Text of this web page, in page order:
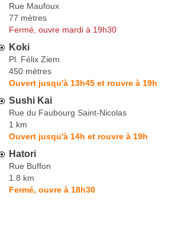
Rue Maufoux
77 mètres
Fermé, ouvre mardi à 19h30
Koki
Pl. Félix Ziem
450 mètres
Ouvert jusqu'à 13h45 et rouvre à 19h
Sushi Kai
Rue du Faubourg Saint-Nicolas
1 km
Ouvert jusqu'à 14h et rouvre à 19h
Hatori
Rue Buffon
1.8 km
Fermé, ouvre à 18h30